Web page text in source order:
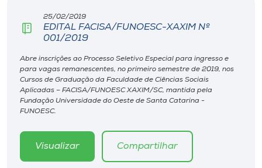
Rádio
Museu
Unoesc
25/02/2019
EDITAL FACISA/FUNOESC-XAXIM Nº
001/2019
Abre inscrições ao Processo Seletivo Especial para ingresso e
para vagas remanescentes, no primeiro semestre de 2019, nos
Cursos de Graduação da Faculdade de Ciências Sociais
Aplicadas – FACISA/FUNOESC XAXIM/SC, mantida pela
Fundação Universidade do Oeste de Santa Catarina -
FUNOESC.
Visualizar Compartilhar